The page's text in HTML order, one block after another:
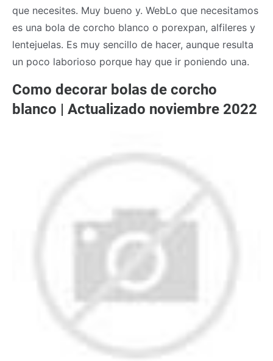
que necesites. Muy bueno y. WebLo que necesitamos
es una bola de corcho blanco o porexpan, alfileres y
lentejuelas. Es muy sencillo de hacer, aunque resulta
un poco laborioso porque hay que ir poniendo una.
Como decorar bolas de corcho
blanco | Actualizado noviembre 2022